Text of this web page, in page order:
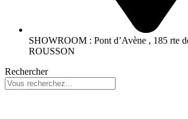
SHOWROOM : Pont d’Avène , 185 rte
ROUSSON
Rechercher